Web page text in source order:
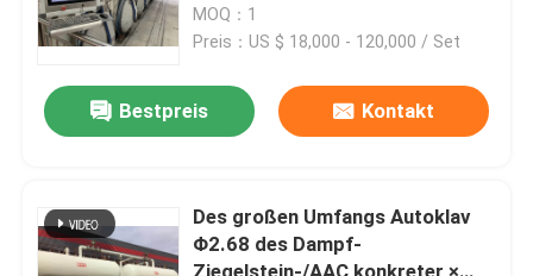
Block-der Anlagen/AAC
MOQ：1
Preis：US $ 18,000 - 120,000 / Set
Bestpreis Kontakt
Des großen Umfangs Autoklav
Φ2.68 des Dampf-
Ziegelstein-/AAC konkreter ×